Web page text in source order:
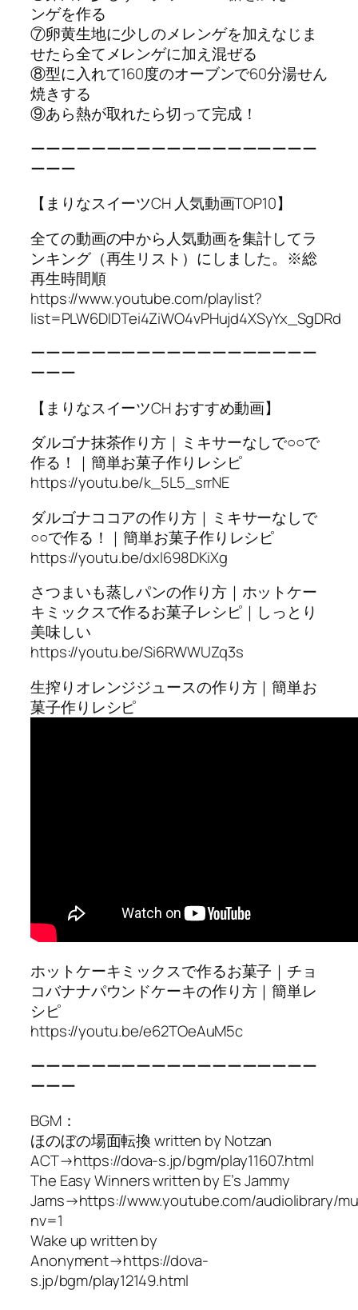
ンゲを作る
⑦卵黄生地に少しのメレンゲを加えなじま
せたら全てメレンゲに加え混ぜる
⑧型に入れて160度のオーブンで60分湯せん
焼きする
⑨あら熱が取れたら切って完成！
ーーーーーーーーーーーーーーーーーーー
ーーー
【まりなスイーツCH 人気動画TOP10】
全ての動画の中から人気動画を集計してラ
ンキング（再生リスト）にしました。※総
再生時間順
https://www.youtube.com/playlist?
list=PLW6DIDTei4ZiWO4vPHujd4XSyYx_SgDRd
ーーーーーーーーーーーーーーーーーーー
ーーー
【まりなスイーツCH おすすめ動画】
ダルゴナ抹茶作り方｜ミキサーなしで○○で
作る！｜簡単お菓子作りレシピ
https://youtu.be/k_5L5_srrNE
ダルゴナココアの作り方｜ミキサーなしで
○○で作る！｜簡単お菓子作りレシピ
https://youtu.be/dxl698DKiXg
さつまいも蒸しパンの作り方｜ホットケー
キミックスで作るお菓子レシピ｜しっとり
美味しい
https://youtu.be/Si6RWWUZq3s
生搾りオレンジジュースの作り方｜簡単お
菓子作りレシピ
ホットケーキミックスで作るお菓子｜チョ
コバナナパウンドケーキの作り方｜簡単レ
シピ
https://youtu.be/e62TOeAuM5c
ーーーーーーーーーーーーーーーーーーー
ーーー
BGM：
ほのぼの場面転換 written by Notzan
ACT→https://dova-s.jp/bgm/play11607.html
The Easy Winners written by E’s Jammy
Jams→https://www.youtube.com/audiolibrary/
nv=1
Wake up written by
Anonyment→https://dova-
s.jp/bgm/play12149.html